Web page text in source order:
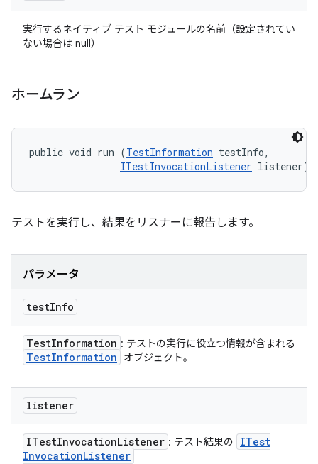
実行するネイティブ テスト モジュールの名前（設定されてい
ない場合は null）
ホームラン
public void run (TestInformation testInfo,
ITestInvocationListener listener)
テストを実行し、結果をリスナーに報告します。
パラメータ
testInfo
TestInformation : テストの実行に役立つ情報が含まれる
TestInformation オブジェクト。
listener
ITestInvocationListener : テスト結果の
ITest
InvocationListener